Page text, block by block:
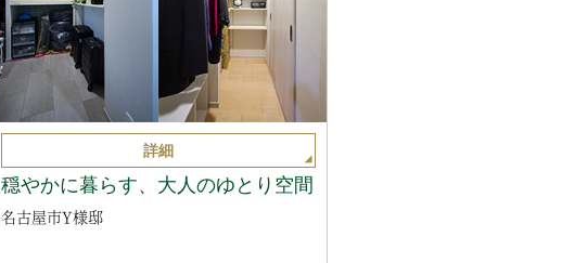
詳細
穏やかに暮らす、大人のゆとり空間
名古屋市Y様邸